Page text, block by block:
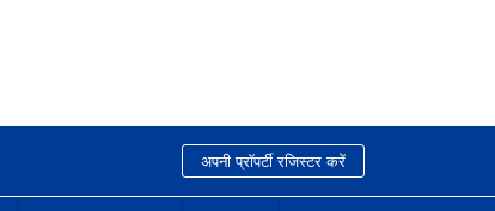
अपनी प्रॉपर्टी रजिस्टर करें